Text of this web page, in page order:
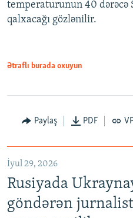
temperaturunun 40 dərəcə
qalxacağı gözlənilir.
Ətraflı burada oxuyun
Paylaş PDF
İyul 29, 2026
Rusiyada
göndərən